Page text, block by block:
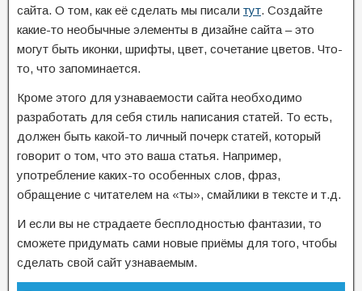
сайта. О том, как её сделать мы писали тут. Создайте
какие-то необычные элементы в дизайне сайта – это
могут быть иконки, шрифты, цвет, сочетание цветов. Что-
то, что запоминается.
Кроме этого для узнаваемости сайта необходимо
разработать для себя стиль написания статей. То есть,
должен быть какой-то личный почерк статей, который
говорит о том, что это ваша статья. Например,
употребление каких-то особенных слов, фраз,
обращение с читателем на «ты», смайлики в тексте и т.д.
И если вы не страдаете бесплодностью фантазии, то
сможете придумать сами новые приёмы для того, чтобы
сделать свой сайт узнаваемым.